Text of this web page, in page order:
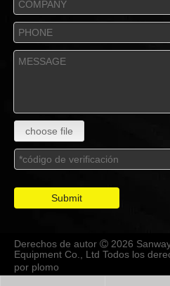
choose file
Submit
Derechos de autor  2026
Equipment Co., Ltd Todos los
por plomo